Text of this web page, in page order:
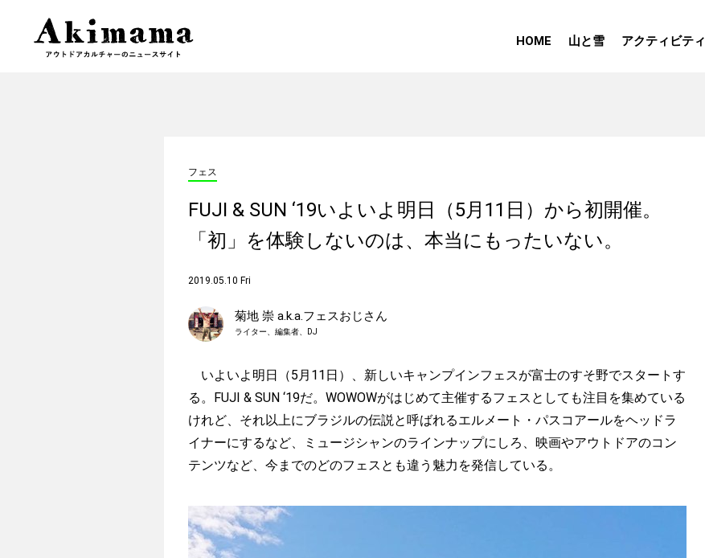
HOME 山と雪 アクティビティ
フェス
FUJI & SUN ‘19いよいよ明日（5月11日）から初開催。
「初」を体験しないのは、本当にもったいない。
2019.05.10 Fri
菊地 崇 a.k.a.フェスおじさん
ライター、編集者、DJ
いよいよ明日（5月11日）、新しいキャンプインフェスが富士のすそ野でスタートす
る。FUJI & SUN ‘19だ。WOWOWがはじめて主催するフェスとしても注目を集めている
けれど、それ以上にブラジルの伝説と呼ばれるエルメート・パスコアールをヘッドラ
イナーにするなど、ミュージシャンのラインナップにしろ、映画やアウトドアのコン
テンツなど、今までのどのフェスとも違う魅力を発信している。